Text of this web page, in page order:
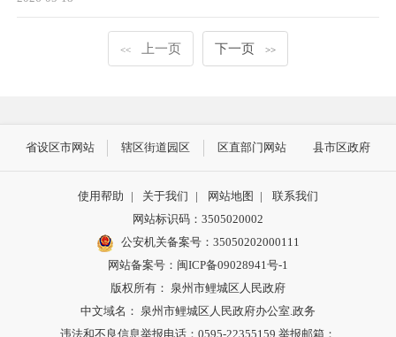
<< 上一页 下一页 >>
省设区市网站 辖区街道园区 区直部门网站 县市区政府
使用帮助 | 关于我们 | 网站地图 |
联系我们
网站标识码：3505020002
公安机关备案号：35050202000111
网站备案号：闽ICP备09028941号-1
版权所有： 泉州市鲤城区人民政府
中文域名： 泉州市鲤城区人民政府办公室.政务
违法和不良信息举报电话：0595-22355159 举报邮箱：